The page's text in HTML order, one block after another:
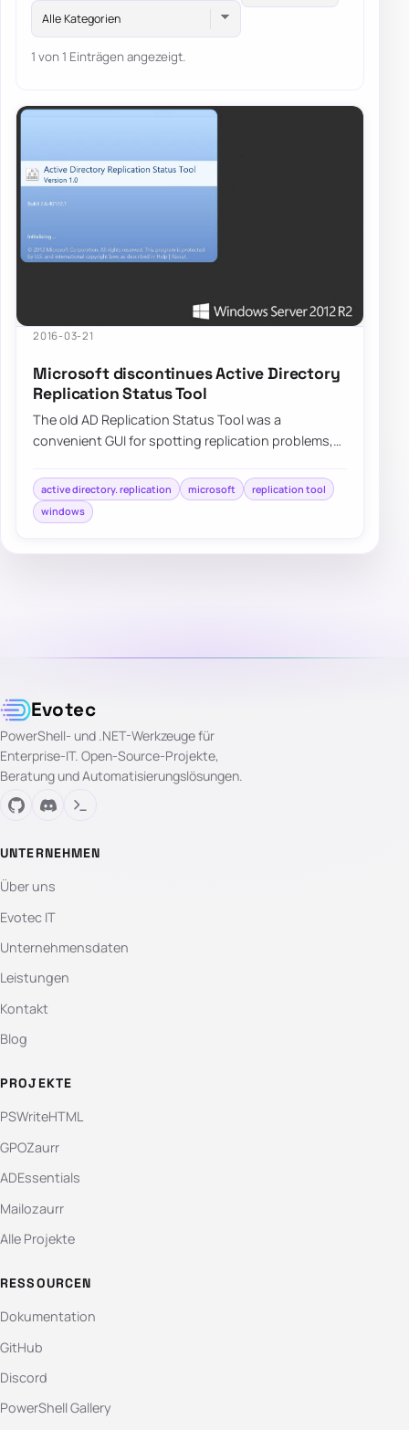
Alle Kategorien
1 von 1 Einträgen angezeigt.
2016-03-21
Microsoft discontinues Active Directory
Replication Status Tool
The old AD Replication Status Tool was a
convenient GUI for spotting replication problems,
su…
active directory. replication microsoft
replication tool
windows
Evotec
PowerShell- und .NET-Werkzeuge für
Enterprise-IT. Open-Source-Projekte,
Beratung und Automatisierungslösungen.
UNTERNEHMEN
Über uns
Evotec IT
Unternehmensdaten
Leistungen
Kontakt
Blog
PROJEKTE
PSWriteHTML
GPOZaurr
ADEssentials
Mailozaurr
Alle Projekte
RESSOURCEN
Dokumentation
GitHub
Discord
PowerShell Gallery